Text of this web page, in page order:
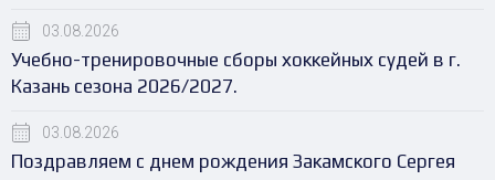
03.08.2026
Учебно-тренировочные сборы хоккейных судей в г.
Казань сезона 2026/2027.
03.08.2026
Поздравляем с днем рождения Закамского Сергея